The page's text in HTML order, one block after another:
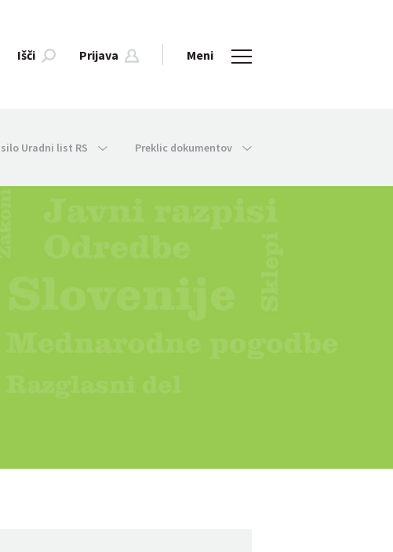
Išči Prijava Meni
Uradni list RS Preklic dokumentov